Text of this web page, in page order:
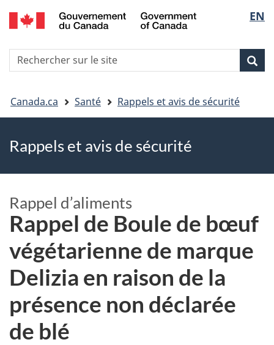
Skip
to
Skip
to
Passer
à
HTML
de
la
EN
Recherche
Vous
êtes
ici
Canada.ca Santé Rappels et avis de sécurité
Rappels et avis de sécurité
Rappel d’aliments
Rappel de Boule de bœuf
végétarienne de marque
Delizia en raison de la
présence non déclarée
de blé